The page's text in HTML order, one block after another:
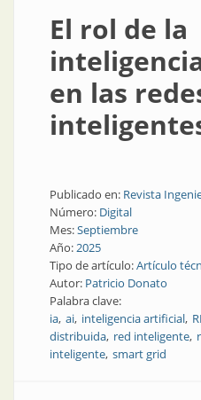
El rol de la
en las
Publicado en: Revista
Número: Digital
Mes:Septiembre
Año:2025
Tipo de artículo:Artículo
Autor: Patricio Donato
Palabra clave:
ia ai inteligencia artificial
distribuida red inteligente
inteligente smart grid